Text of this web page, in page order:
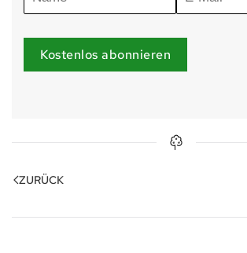
Kostenlos abonnieren
ZURÜCK